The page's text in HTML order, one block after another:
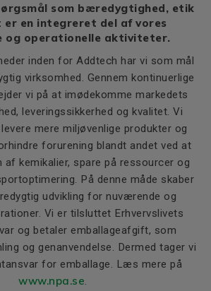
som bæredygtighed, etik
en integreret del af vores
og operationelle aktiviteter.
inden for Addtech har vi som mål
virksomhed. Gennem kontinuerlige
vi på at imødekomme markedets
leveringssikkerhed og kvalitet. Vi
mere miljøvenlige produkter og
forurening blandt andet ved at
af ​​kemikalier, spare på ressourcer og
På denne måde skaber
udvikling for nuværende og
Vi er tilsluttet Erhvervslivets
og betaler emballageafgift, som
og genanvendelse. Dermed tager vi
for emballage. Læs mere på
www.npa.se.